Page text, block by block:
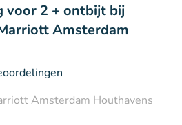
voor 2 + ontbijt bij
Amsterdam
Amsterdam Houthavens